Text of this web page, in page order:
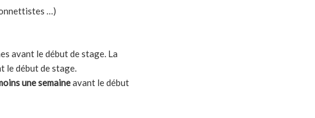
…)
avant le début de stage. La
début de stage.
une semaineavant le début